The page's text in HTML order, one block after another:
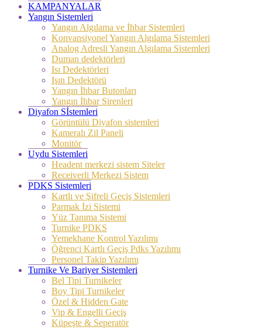
KAMPANYALAR
Yangın Sistemleri
Yangın Algılama ve İhbar Sistemleri
Konvansiyonel Yangın Algılama Sistemleri
Analog Adresli Yangın Algılama Sistemleri
Duman dedektörleri
Isı Dedektörleri
Işın Dedektörü
Yangın İhbar Butonları
Yangın İhbar Sirenleri
Diyafon Sİstemleri
Görüntülü Diyafon sistemleri
Kameralı Zil Paneli
Monitör
Uydu Sistemleri
Headent merkezi sistem Siteler
Receiverli Merkezi Sistem
PDKS Sistemleri
Kartlı ve Şifreli Geçiş Sistemleri
Parmak İzi Sistemi
Yüz Tanıma Sistemi
Turnike PDKS
Yemekhane Kontrol Yazılımı
Öğrenci Kartlı Geçiş Pdks Yazılımı
Personel Takip Yazılımı
Turnike Ve Bariyer Sistemleri
Bel Tipi Turnikeler
Boy Tipi Turnikeler
Özel & Hidden Gate
Vip & Engelli Geçiş
Küpeşte & Seperatör